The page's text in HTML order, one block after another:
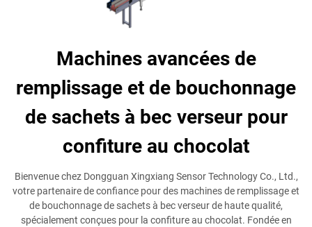
Machines avancées de
remplissage et de bouchonnage
de sachets à bec verseur pour
confiture au chocolat
Bienvenue chez Dongguan Xingxiang Sensor Technology Co., Ltd.,
votre partenaire de confiance pour des machines de remplissage et
de bouchonnage de sachets à bec verseur de haute qualité,
spécialement conçues pour la confiture au chocolat. Fondée en